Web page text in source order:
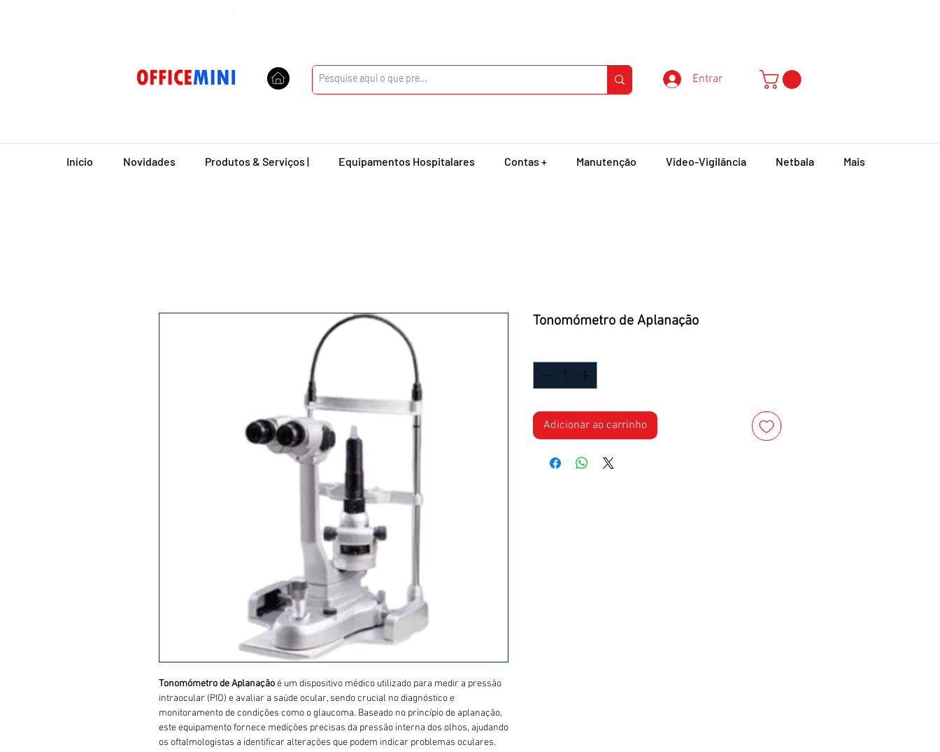
Entrar
Início Novidades Produtos & Serviços | Equipamentos Hospitalares Contas + Manutenção Video-Vigilância Netbala Mais
Tonomómetro de Aplanaçãoé um dispositivo médico utilizado para medir a pressão
intraocular (PIO) e avaliar a saúde ocular, sendo crucial no diagnóstico e
monitoramento de condições como o glaucoma. Baseado no princípio de aplanação,
este equipamento fornece medições precisas da pressão interna dos olhos, ajudando
os oftalmologistas a identificar alterações que podem indicar problemas oculares.
Tonomómetro de Aplanação
Adicionar ao carrinho